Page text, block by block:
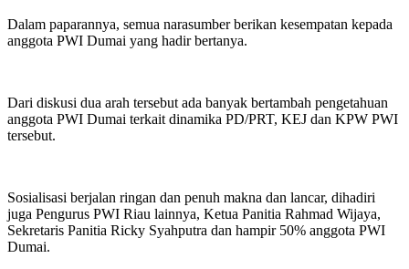
Dalam paparannya, semua narasumber berikan kesempatan kepada
anggota PWI Dumai yang hadir bertanya.
Dari diskusi dua arah tersebut ada banyak bertambah pengetahuan
anggota PWI Dumai terkait dinamika PD/PRT, KEJ dan KPW PWI
tersebut.
Sosialisasi berjalan ringan dan penuh makna dan lancar, dihadiri
juga Pengurus PWI Riau lainnya, Ketua Panitia Rahmad Wijaya,
Sekretaris Panitia Ricky Syahputra dan hampir 50% anggota PWI
Dumai.